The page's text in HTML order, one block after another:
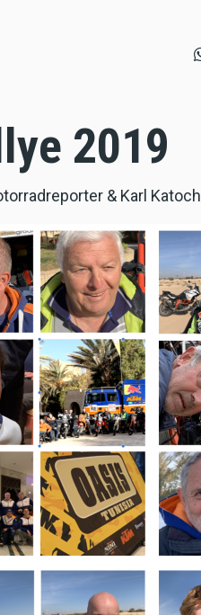
2019
& Karl Katoch